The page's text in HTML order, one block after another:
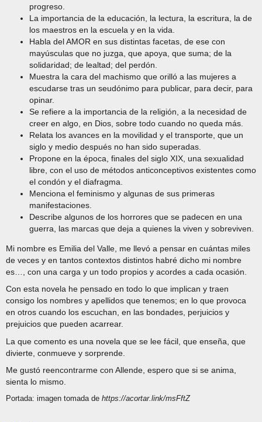
progreso.
La importancia de la educación, la lectura, la escritura, la de
los maestros en la escuela y en la vida.
Habla del AMOR en sus distintas facetas, de ese con
mayúsculas que no juzga, que apoya, que suma; de la
solidaridad; de lealtad; del perdón.
Muestra la cara del machismo que orilló a las mujeres a
escudarse tras un seudónimo para publicar, para decir, para
opinar.
Se refiere a la importancia de la religión, a la necesidad de
creer en algo, en Dios, sobre todo cuando no queda más.
Relata los avances en la movilidad y el transporte, que un
siglo y medio después no han sido superadas.
Propone en la época, finales del siglo XIX, una sexualidad
libre, con el uso de métodos anticonceptivos existentes como
el condón y el diafragma.
Menciona el feminismo y algunas de sus primeras
manifestaciones.
Describe algunos de los horrores que se padecen en una
guerra, las marcas que deja a quienes la viven y sobreviven.
Mi nombre es Emilia del Valle, me llevó a pensar en cuántas miles
de veces y en tantos contextos distintos habré dicho mi nombre
es…, con una carga y un todo propios y acordes a cada ocasión.
Con esta novela he pensado en todo lo que implican y traen
consigo los nombres y apellidos que tenemos; en lo que provoca
en otros cuando los escuchan, en las bondades, perjuicios y
prejuicios que pueden acarrear.
La que comento es una novela que se lee fácil, que enseña, que
divierte, conmueve y sorprende.
Me gustó reencontrarme con Allende, espero que si se anima,
sienta lo mismo.
Portada: imagen tomada de https://acortar.link/msFftZ